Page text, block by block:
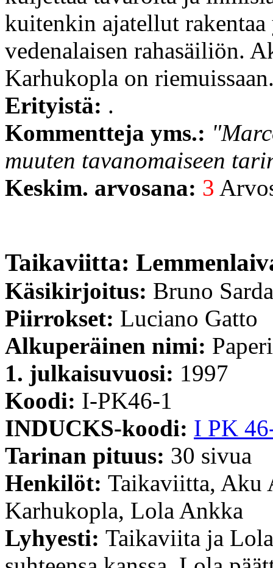
kuitenkin ajatellut
vedenalaisen rahasäiliön.
Karhukopla on
Erityistä: .
Kommentteja yms.:
muuten tavanomaiseen
Keskim. arvosana: 3
Taikaviitta:
Käsikirjoitus: Bruno Sarda
Piirrokset: Luciano Gatto
Alkuperäinen nimi:
1. julkaisuvuosi: 1997
Koodi: I-PK46-1
INDUCKS-koodi: I PK
Tarinan pituus: 30 sivua
Henkilöt: Taikaviitta, Aku
Karhukopla, Lola Ankka
Lyhyesti: Taikaviita ja